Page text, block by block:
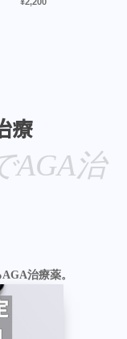
療
AGA治
治療薬。